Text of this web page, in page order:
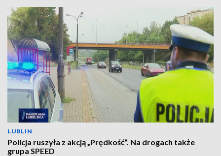
LUBLIN
Policja ruszyła z akcją „Prędkość”. Na drogach także
grupa SPEED